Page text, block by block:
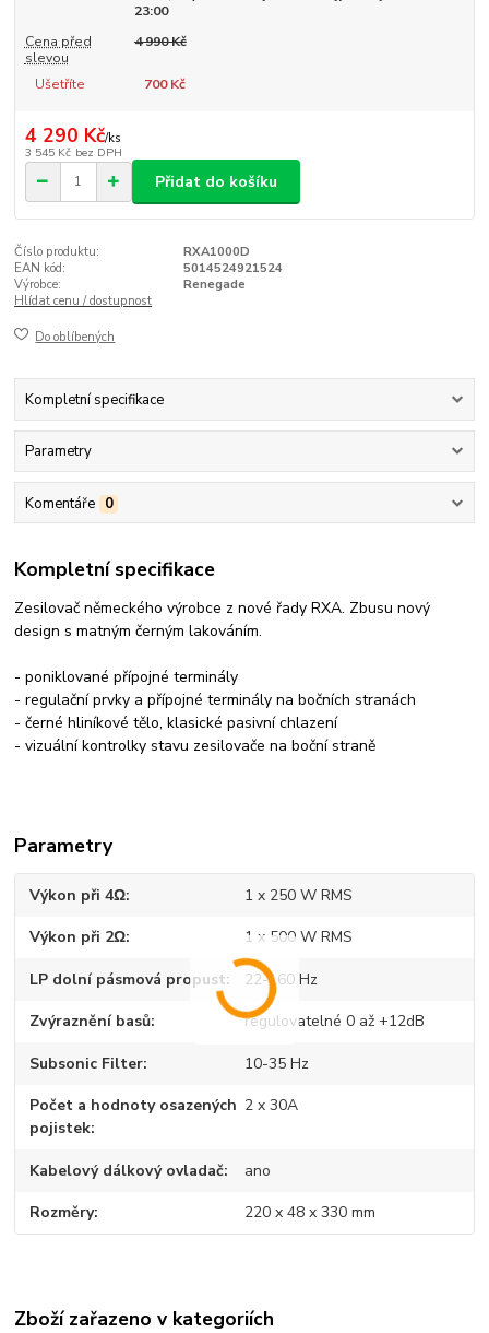
23:00
Cena před
slevou
4 990 Kč
Ušetříte 700 Kč
4 290 Kč/ks
3 545 Kč bez DPH
Přidat do košíku
Číslo produktu:
RXA1000D
EAN kód:
5014524921524
Výrobce:
Renegade
Hlídat cenu / dostupnost
Do oblíbených
Kompletní specifikace
Parametry
Komentáře 0
Kompletní specifikace
Zesilovač německého výrobce z nové řady RXA. Zbusu nový
design s matným černým lakováním.
- poniklované přípojné terminály
- regulační prvky a přípojné terminály na bočních stranách
- černé hliníkové tělo, klasické pasivní chlazení
- vizuální kontrolky stavu zesilovače na boční straně
Parametry
Výkon při 4Ω 1 x 250 W RMS
Výkon při 2Ω 1 x 500 W RMS
LP dolní pásmová propust 22-160 Hz
Zvýraznění basů regulovatelné 0 až +12dB
Subsonic Filter 10-35 Hz
Počet a hodnoty osazených
pojistek
2 x 30A
Kabelový dálkový ovladač ano
Rozměry 220 x 48 x 330 mm
Zboží zařazeno v kategoriích